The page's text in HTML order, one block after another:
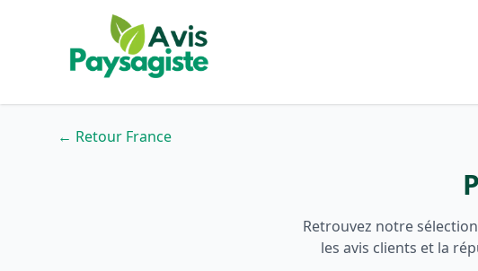
← Retour France
Retrouvez notre
les avis clients et la